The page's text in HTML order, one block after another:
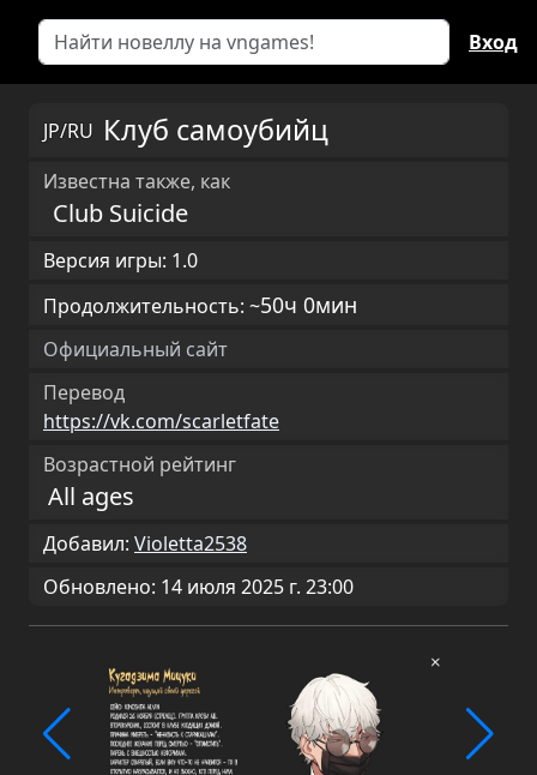
Вход
JP/RU Клуб самоубийц
Известна также, как
Club Suicide
Версия игры: 1.0
Продолжительность: ~50ч 0мин
Официальный сайт
Перевод
https://vk.com/scarletfate
Возрастной рейтинг
All ages
Добавил: Violetta2538
Обновлено: 14 июля 2025 г. 23:00